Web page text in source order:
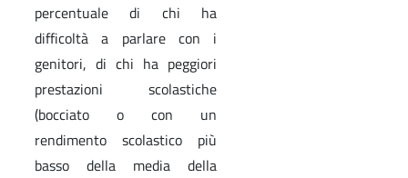
percentuale di chi ha
difficoltà a parlare con i
genitori, di chi ha peggiori
prestazioni scolastiche
(bocciato o con un
rendimento scolastico più
basso della media della